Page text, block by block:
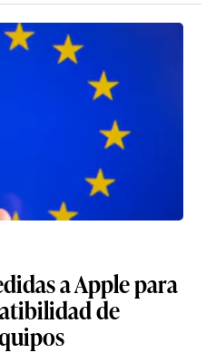
a Apple para
de